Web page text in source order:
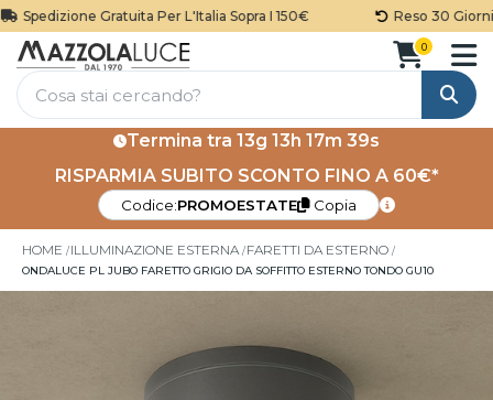
Spedizione Gratuita Per L'Italia Sopra I 150€ Reso 30 Giorni
Cerca
0
Termina tra 13g 13h 17m 39s
RISPARMIA SUBITO SCONTO FINO A 60€*
Codice:PROMOESTATE Copia
HOME ILLUMINAZIONE ESTERNA FARETTI DA ESTERNO
ONDALUCE PL JUBO FARETTO GRIGIO DA SOFFITTO ESTERNO TONDO GU10